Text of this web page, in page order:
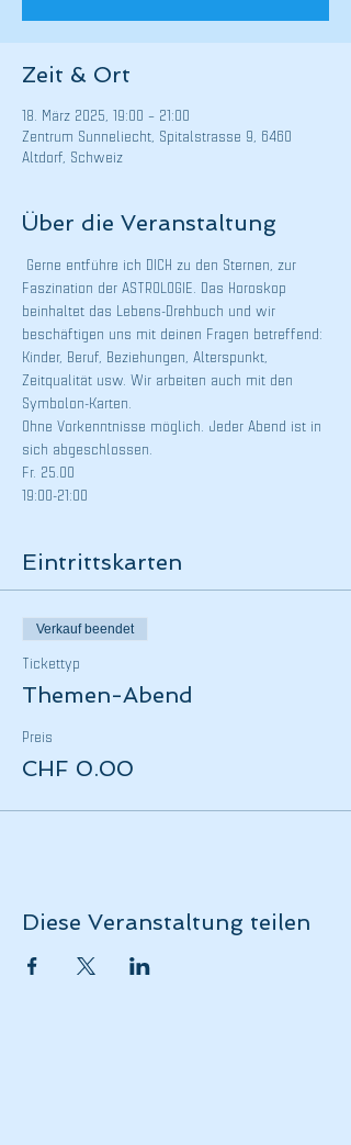
Zeit & Ort
18. März 2025, 19:00 – 21:00
Zentrum Sunneliecht, Spitalstrasse 9, 6460
Altdorf, Schweiz
Über die Veranstaltung
Gerne entführe ich DICH zu den Sternen, zur
Faszination der ASTROLOGIE. Das Horoskop
beinhaltet das Lebens-Drehbuch und wir
beschäftigen uns mit deinen Fragen betreffend:
Kinder, Beruf, Beziehungen, Alterspunkt,
Zeitqualität usw. Wir arbeiten auch mit den
Symbolon-Karten.
Ohne Vorkenntnisse möglich. Jeder Abend ist in
sich abgeschlossen.
Fr. 25.00
19:00-21:00
Eintrittskarten
Verkauf beendet
Tickettyp
Themen-Abend
Preis
CHF 0.00
Diese Veranstaltung teilen